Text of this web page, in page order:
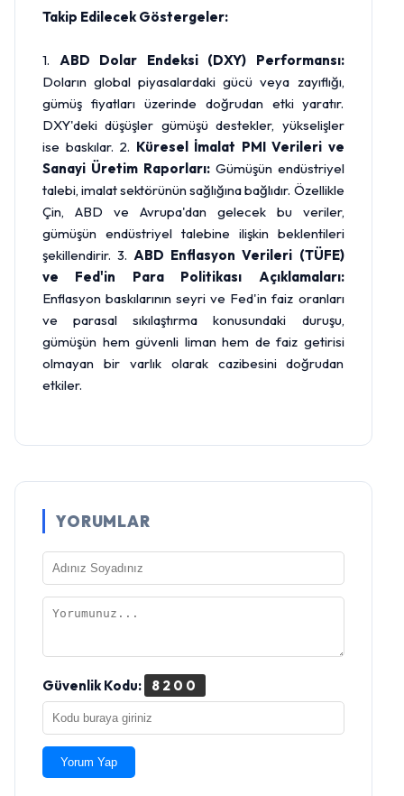
Takip Edilecek Göstergeler:
1. ABD Dolar Endeksi (DXY) Performansı:
Doların global piyasalardaki gücü veya zayıflığı,
gümüş fiyatları üzerinde doğrudan etki yaratır.
DXY'deki düşüşler gümüşü destekler, yükselişler
ise baskılar. 2. Küresel İmalat PMI Verileri ve
Sanayi Üretim Raporları:Gümüşün endüstriyel
talebi, imalat sektörünün sağlığına bağlıdır. Özellikle
Çin, ABD ve Avrupa'dan gelecek bu veriler,
gümüşün endüstriyel talebine ilişkin beklentileri
şekillendirir. 3.ABD Enflasyon Verileri (TÜFE)
ve Fed'in Para Politikası Açıklamaları:
Enflasyon baskılarının seyri ve Fed'in faiz oranları
ve parasal sıkılaştırma konusundaki duruşu,
gümüşün hem güvenli liman hem de faiz getirisi
olmayan bir varlık olarak cazibesini doğrudan
etkiler.
YORUMLAR
Güvenlik Kodu: 8200
Yorum Yap